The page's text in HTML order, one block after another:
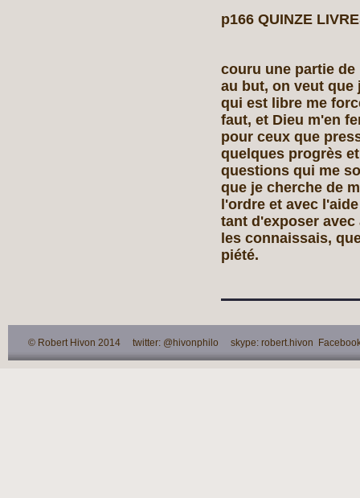
p166 QUINZE
couru une partie
au but, on veut que
qui est libre me
faut, et Dieu m'en
pour ceux que
quelques progrès
questions qui me
que je cherche de
l'ordre et avec
tant d'exposer
les connaissais,
piété.
© Robert Hivon 2014 twitter: @hivonphilo skype: robert.hivon